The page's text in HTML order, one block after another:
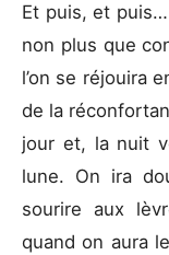
Et puis, et
non plus que
l’on se réjouira
de la
jour et, la nuit
lune. On ira
sourire aux
quand on aura